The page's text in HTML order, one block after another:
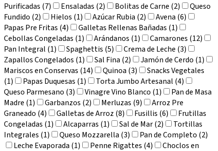
Purificadas (7)
Ensaladas (2) Bolitas de Carne (2)
Queso
Fundido (2)
Hielos (1) Azúcar Rubia (2)
Avena (6)
Papas Pre Fritas (4)
Galletas Rellenas Bañadas (1)
Cebollas Congeladas (1)
Arándanos (1)
Camarones (12)
Pan Integral (1)
Spaghettis (5)
Crema de Leche (3)
Zapallos Congelados (1)
Sal Fina (2)
Jamón de Cerdo (1)
Mariscos en Conservas (14)
Quinoa (3)
Snacks Vegetales
(1)
Papas Duquesas (1)
Torta Jumbo Artesanal (4)
Queso Parmesano (3)
Vinagre Vino Blanco (1)
Pan de Masa
Madre (1)
Garbanzos (2) Merluzas (9)
Arroz Pre
Graneado (4)
Galletas de Arroz (8) Fusillis (6)
Frutillas
Congeladas (1)
Alcaparras (1) Sal de Mar (2)
Tortillas
Integrales (1)
Queso Mozzarella (3)
Pan de Completo (2)
Leche Evaporada (1)
Penne Rigattes (4)
Choclos en